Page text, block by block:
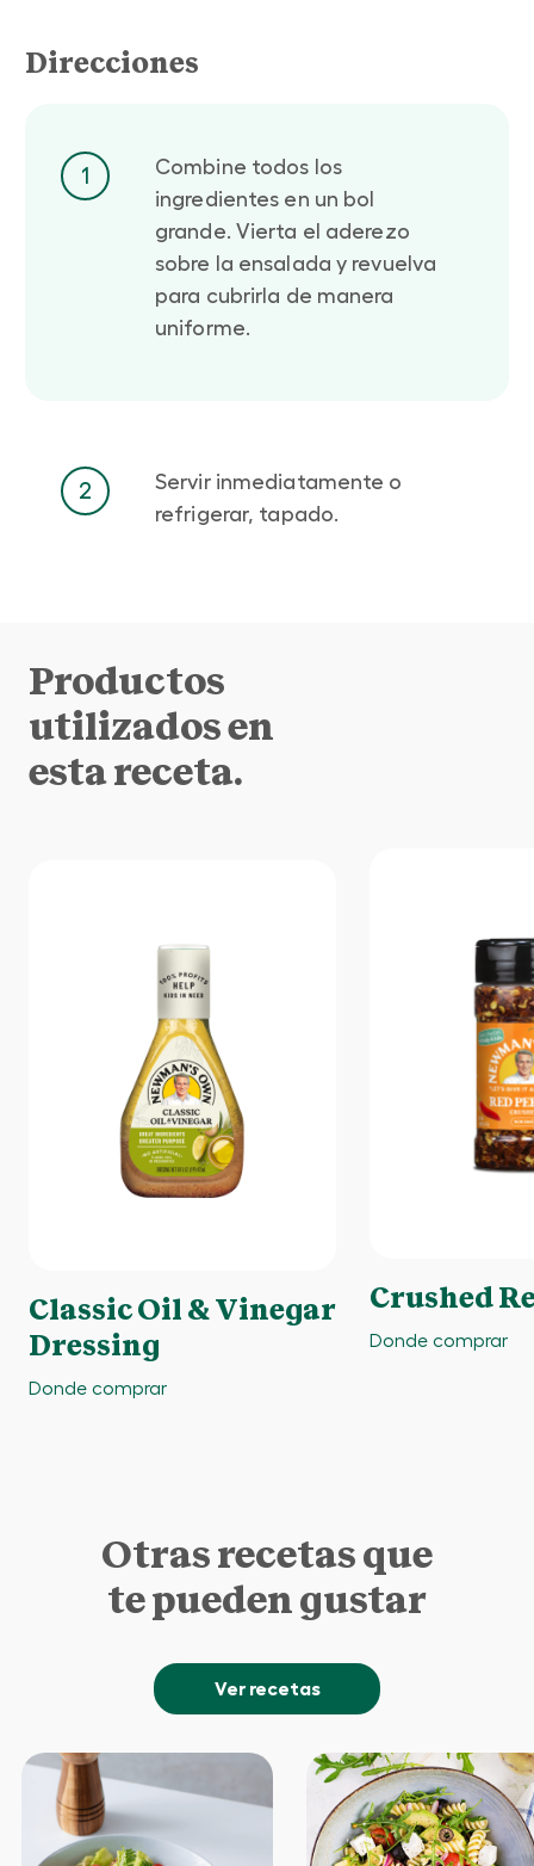
Direcciones
1
Combine todos los
ingredientes en un bol
grande. Vierta el aderezo
sobre la ensalada y revuelva
para cubrirla de manera
uniforme.
2
Servir inmediatamente o
refrigerar, tapado.
Productos
utilizados en
esta receta.
Classic Oil & Vinegar
Dressing
Donde comprar
Crushed
Donde comprar
Otras recetas que
te pueden gustar
Ver recetas